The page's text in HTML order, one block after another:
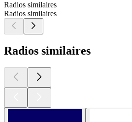
Radios similaires
Radios similaires
Radios similaires